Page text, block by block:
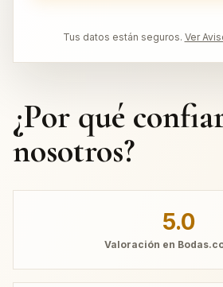
Tus datos están seguros. Ver
¿Por qué
nosotros?
5.0
Valoración en